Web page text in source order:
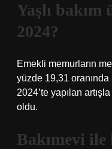
Yaşlı
2024?
Emekli memurların
yüzde 19,31
2024’te yapılan
oldu.
Bakımevi